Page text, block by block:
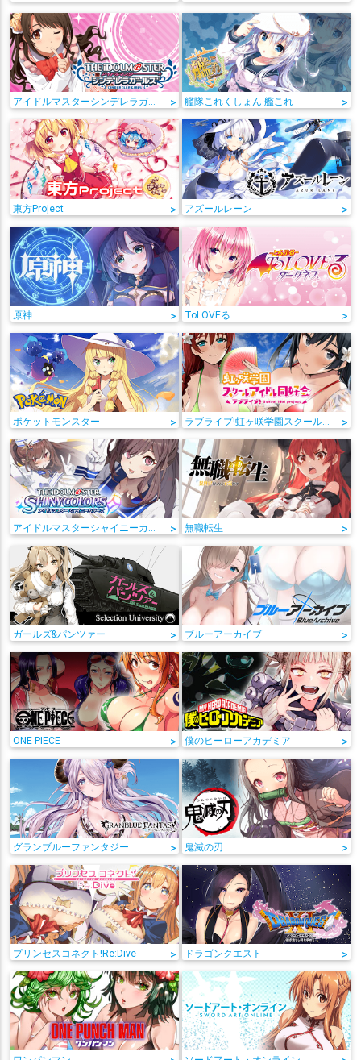
アイドルマスターシンデレラガールズ > 艦隊これくしょん-艦これ- >
東方Project > アズールレーン >
原神 > ToLOVEる >
ポケットモンスター > >
> 無職転生 >
ガールズ&パンツァー > ブルーアーカイブ >
ONE PIECE > 僕のヒーローアカデミア >
グランブルーファンタジー > 鬼滅の刃 >
プリンセスコネクト!Re:Dive > ドラゴンクエスト >